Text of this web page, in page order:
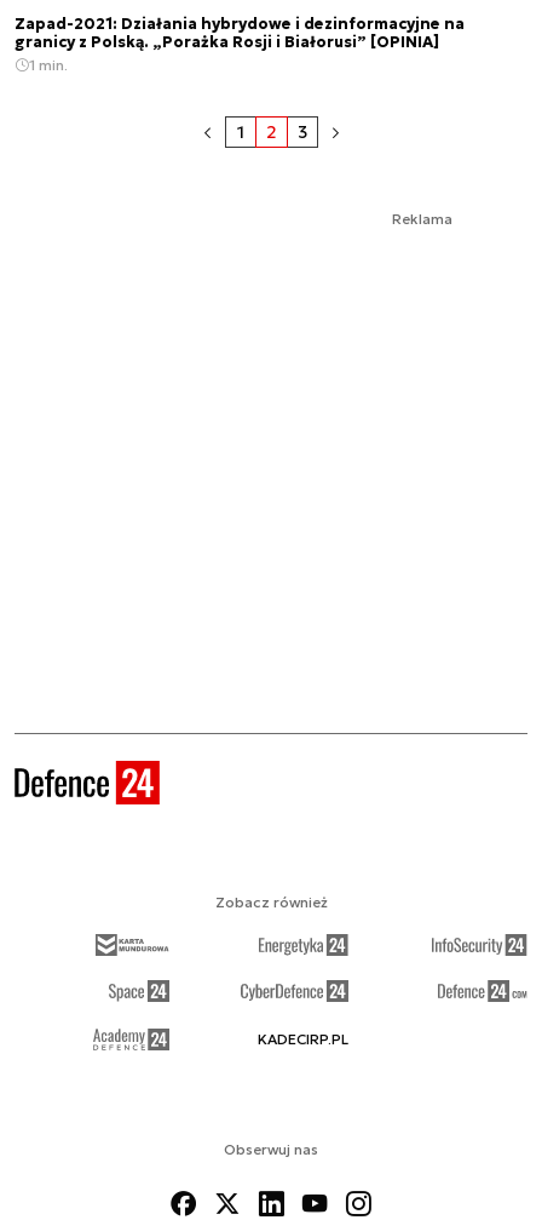
Zapad-2021: Działania hybrydowe i dezinformacyjne na
granicy z Polską. „Porażka Rosji i Białorusi” [OPINIA]
1 min.
1 2 3
Reklama
Obserwuj nas
Zobacz również
KADECIRP.PL